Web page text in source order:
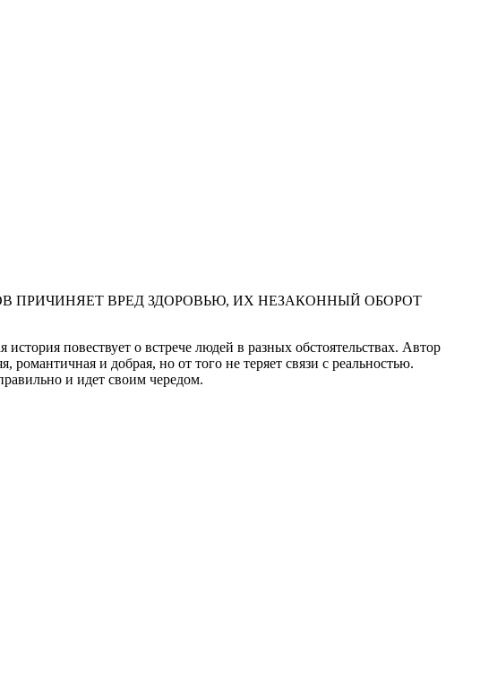
ПРИЧИНЯЕТ ВРЕД ЗДОРОВЬЮ, ИХ НЕЗАКОННЫЙ ОБОРОТ
повествует о встрече людей в разных обстоятельствах. Автор
и добрая, но от того не теряет связи с реальностью.
и идет своим чередом.